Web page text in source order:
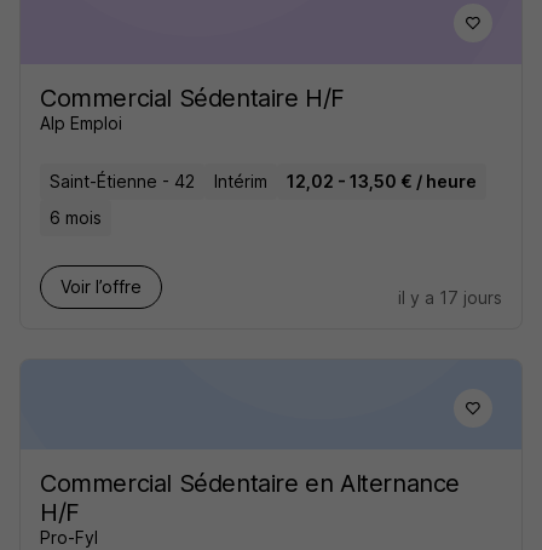
Commercial Sédentaire H/F
Alp Emploi
Saint-Étienne - 42 Intérim
12,02 - 13,50 € / heure
6 mois
Voir l’offre
il y a 17 jours
Commercial Sédentaire en Alternance
H/F
Pro-Fyl